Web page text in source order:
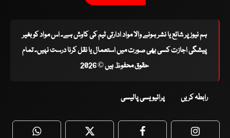
ہم نیوز پر شائع یا نشر ہونے والا مواد ادارتی ٹیم کی کاوش ہے۔ اس مواد کو بغیر
پیشگی اجازت کسی بھی صورت میں استعمال یا نقل کرنا درست نہیں۔ تمام
حقوق محفوظ ہیں © 2026
رابطہ کریں پرائیویسی پالیسی